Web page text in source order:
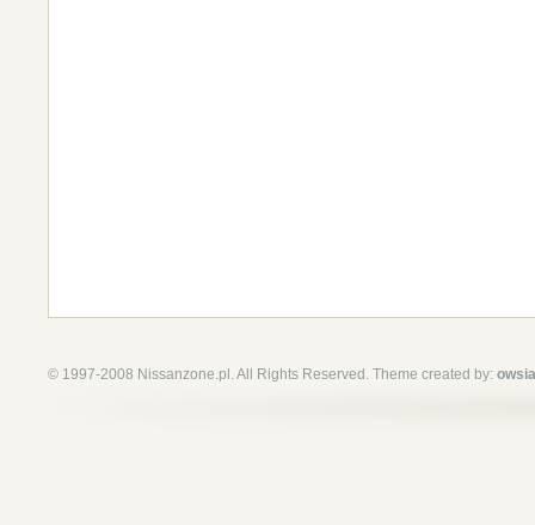
© 1997-2008 Nissanzone.pl. All Rights Reserved. Theme created by: